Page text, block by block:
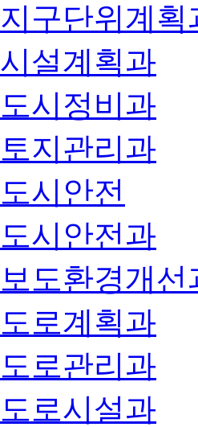
지구단위계획
시설계획과
도시정비과
토지관리과
도시안전
도시안전과
보도환경개선
도로계획과
도로관리과
도로시설과